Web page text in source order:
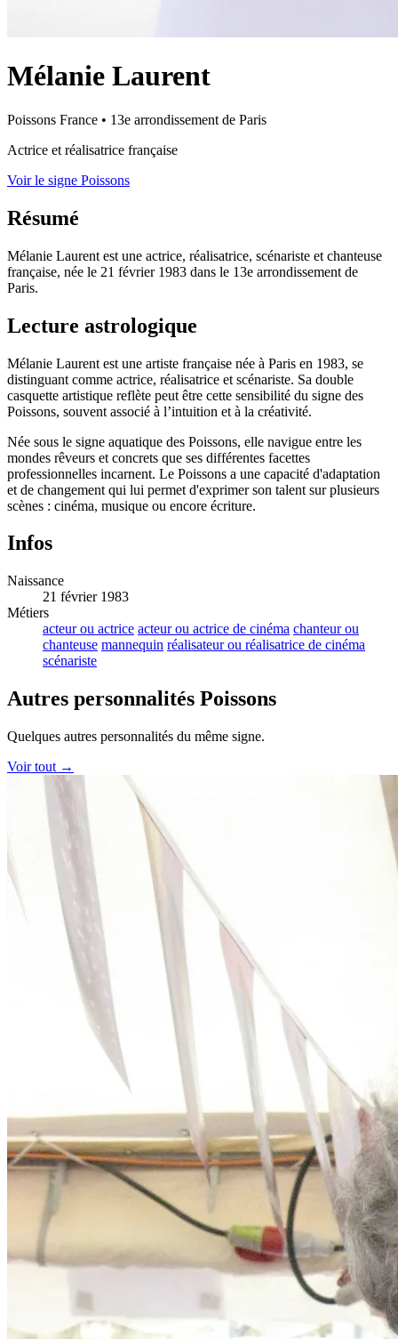
Mélanie Laurent
Poissons France • 13e arrondissement de Paris
Actrice et réalisatrice française
Voir le signe Poissons
Résumé
Mélanie Laurent est une actrice, réalisatrice, scénariste et chanteuse
française, née le 21 février 1983 dans le 13e arrondissement de
Paris.
Lecture astrologique
Mélanie Laurent est une artiste française née à Paris en 1983, se
distinguant comme actrice, réalisatrice et scénariste. Sa double
casquette artistique reflète peut être cette sensibilité du signe des
Poissons, souvent associé à l’intuition et à la créativité.
Née sous le signe aquatique des Poissons, elle navigue entre les
mondes rêveurs et concrets que ses différentes facettes
professionnelles incarnent. Le Poissons a une capacité d'adaptation
et de changement qui lui permet d'exprimer son talent sur plusieurs
scènes : cinéma, musique ou encore écriture.
Infos
Naissance
21 février 1983
Métiers
acteur ou actrice acteur ou actrice de cinéma chanteur ou
chanteuse mannequin réalisateur ou réalisatrice de cinéma
scénariste
Autres personnalités Poissons
Quelques autres personnalités du même signe.
Voir tout →